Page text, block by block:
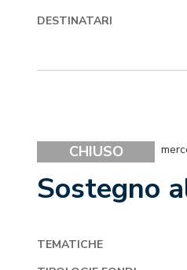
DESTINATARI
CHIUSO
Sostegno
TEMATICHE